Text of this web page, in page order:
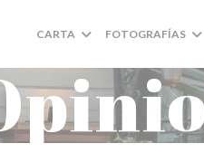
CARTA FOTOGRAFÍAS